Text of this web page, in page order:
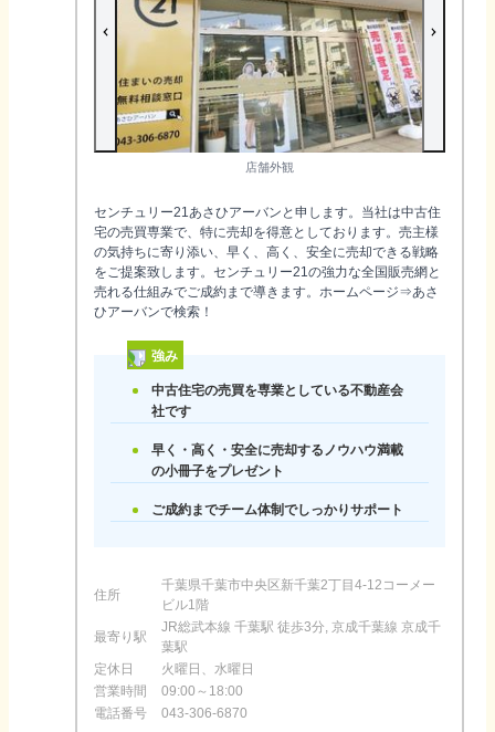
店舗外観
センチュリー21あさひアーバンと申します。当社は中古住
宅の売買専業で、特に売却を得意としております。売主様
の気持ちに寄り添い、早く、高く、安全に売却できる戦略
をご提案致します。センチュリー21の強力な全国販売網と
売れる仕組みでご成約まで導きます。ホームページ⇒あさ
ひアーバンで検索！
強み
中古住宅の売買を専業としている不動産会
社です
早く・高く・安全に売却するノウハウ満載
の小冊子をプレゼント
ご成約までチーム体制でしっかりサポート
住所
千葉県千葉市中央区新千葉2丁目4-12コーメー
ビル1階
最寄り駅
JR総武本線 千葉駅 徒歩3分, 京成千葉線 京成千
葉駅
定休日
火曜日、水曜日
営業時間
09:00～18:00
電話番号
043-306-6870